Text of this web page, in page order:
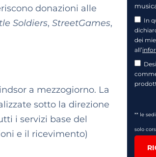
donazioni alle
Soldiers, StreetGames,
a mezzogiorno. La
sotto la direzione
i servizi base del
e il ricevimento)
In
dei
all’
** le
solo